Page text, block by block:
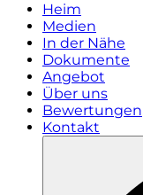
Heim
Medien
In der Nähe
Dokumente
Angebot
Über uns
Bewertungen
Kontakt